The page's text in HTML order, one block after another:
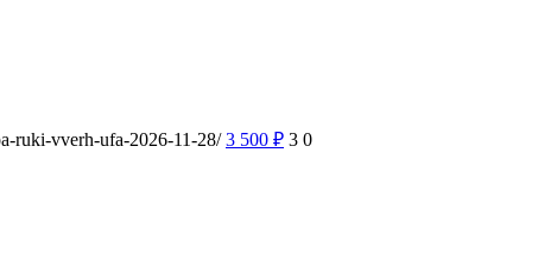
ruki-vverh-ufa-2026-11-28/ 3 500 ₽ 3 0